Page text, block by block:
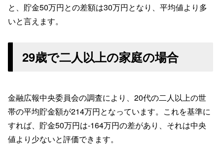
と、貯金50万円との差額は30万円となり、平均値より多
いと言えます。
29歳で二人以上の家庭の場合
金融広報中央委員会の調査により、20代の二人以上の世
帯の平均貯金額が214万円となっています。これを基準に
すれば、貯金50万円は-164万円の差があり、それは中央
値より少ないと評価できます。